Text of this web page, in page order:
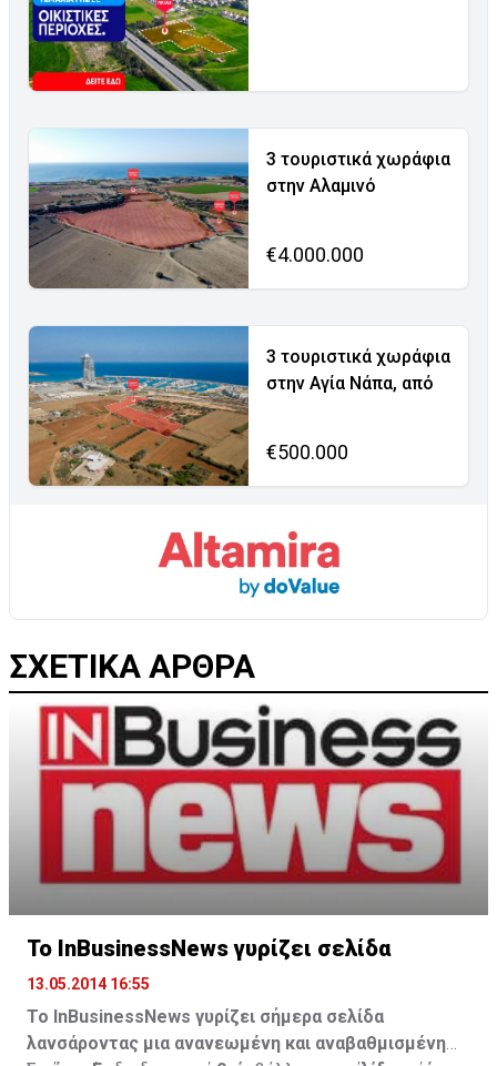
3 τουριστικά χωράφια
στην Αλαμινό
€4.000.000
3 τουριστικά χωράφια
στην Αγία Νάπα, από
€500.000
ΣΧΕΤΙΚΑ ΑΡΘΡΑ
Το InBusinessNews γυρίζει σελίδα
13.05.2014 16:55
To ΙnBusinessNews γυρίζει σήμερα σελίδα
λανσάροντας μια ανανεωμένη και αναβαθμισμένη